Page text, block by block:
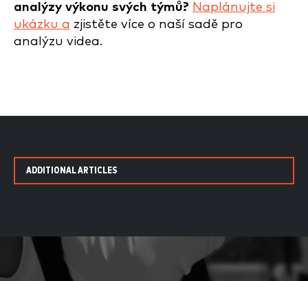
analýzy výkonu svých týmů? Naplánujte si
ukázku a zjistěte více o naší sadě pro
analýzu videa.
ADDITIONAL ARTICLES